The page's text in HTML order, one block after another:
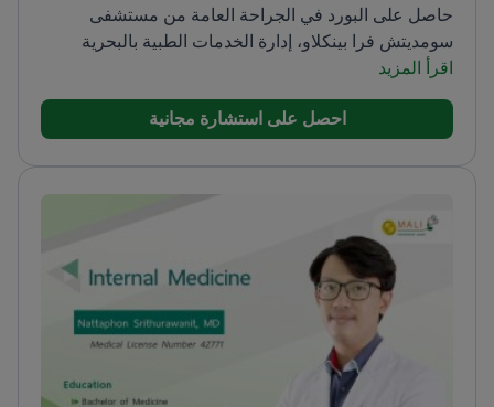
حاصل على البورد في الجراحة العامة من مستشفى
سومديتش فرا بينكلاو، إدارة الخدمات الطبية بالبحرية
الملكية التايلاندية. كما يحمل شهادة بورد في الطب المضاد
تدريبه معايير خدمات الرعاية الصحية الدولية وإدارة
للمستشفيات) بكلية الدراسات العليا في جامعة رانجسيت.
كما حضر ندوة العلاج بالاستخلاب التي نظمتها الجمعية
التايلاندية لطب الاستخلاب. وشارك أيضًا في برنامج
"الطبيب بتقنية المعلومات من الجيل الجديد لتطوير
المستشفيات" التابع لجمعية المعلوماتية الطبية التايلاندية.
اقرأ المزيد
احصل على استشارة مجانية